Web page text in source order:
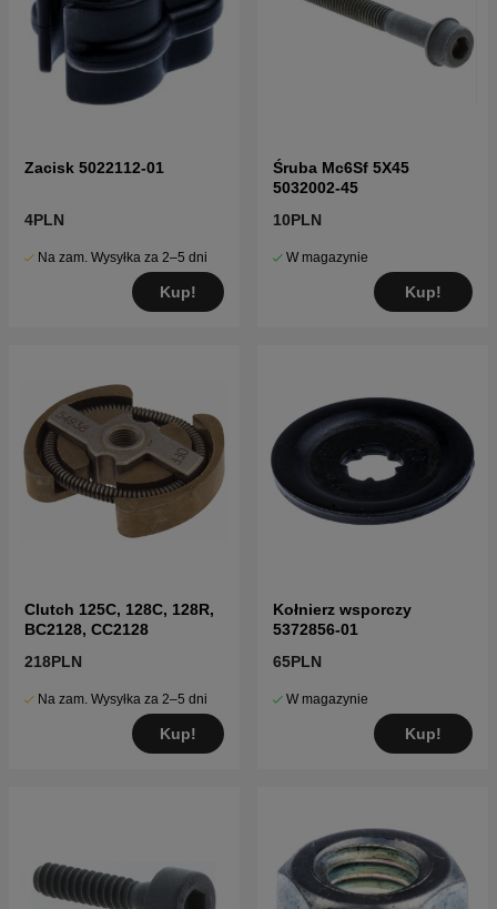
Zacisk 5022112-01
4PLN
Na zam. Wysyłka za 2–5 dni
Kup!
Śruba Mc6Sf 5X45
5032002-45
10PLN
W magazynie
Kup!
Clutch 125C, 128C, 128R,
BC2128, CC2128
218PLN
Na zam. Wysyłka za 2–5 dni
Kup!
Kołnierz wsporczy
5372856-01
65PLN
W magazynie
Kup!